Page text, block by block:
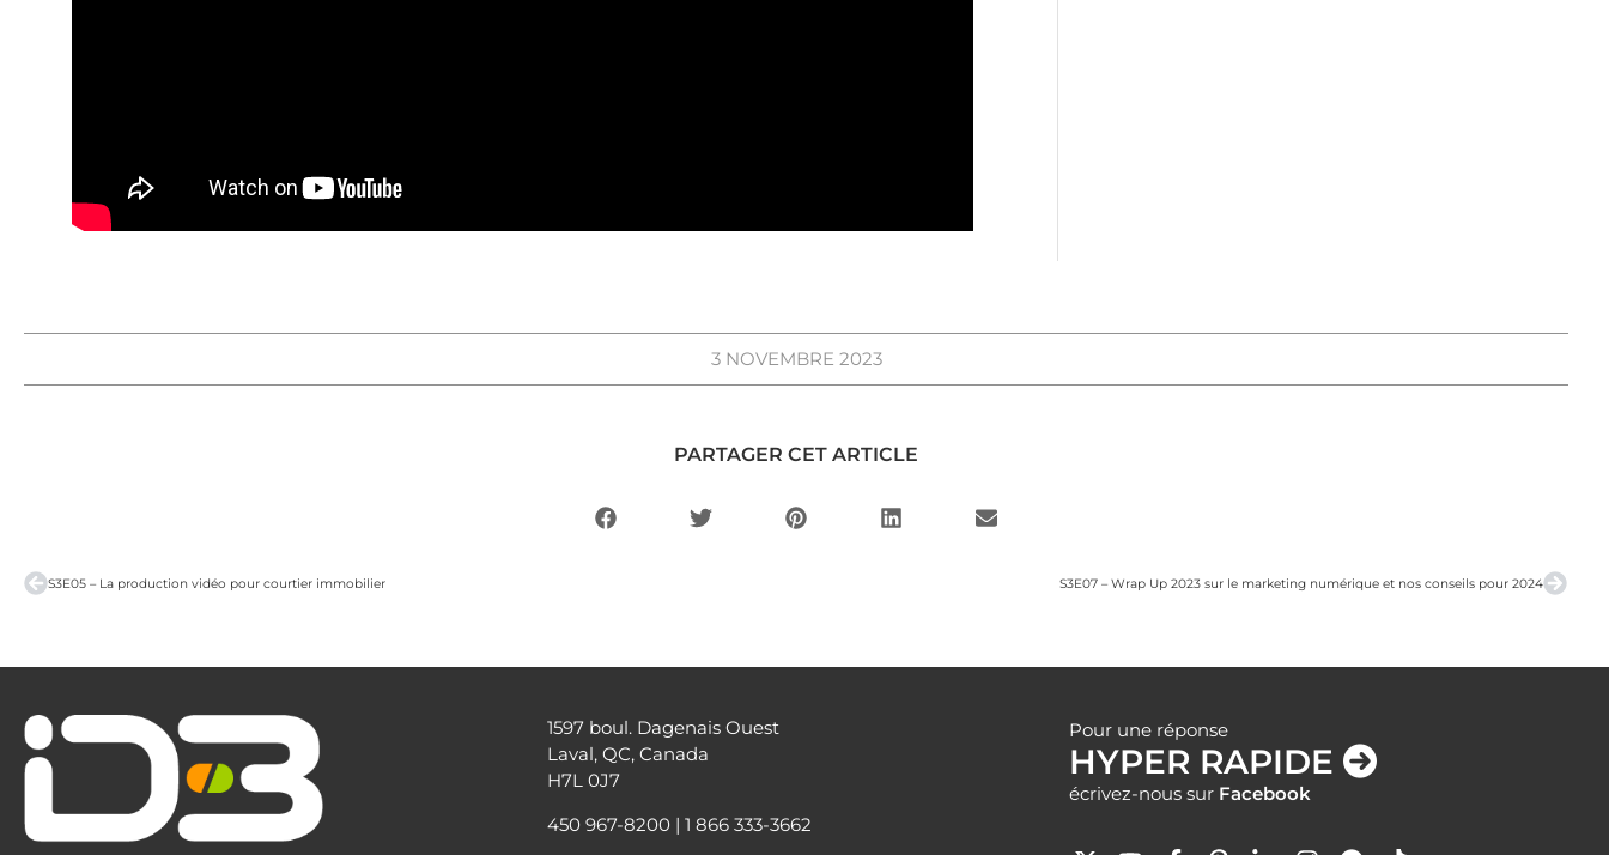
3 NOVEMBRE 2023
PARTAGER CET ARTICLE
S3E05 – La production vidéo pour courtier immobilier S3E07 – Wrap Up 2023 sur le marketing numérique et nos conseils pour 2024
1597 boul. Dagenais Ouest
Laval, QC, Canada
H7L 0J7
450 967-8200| 1 866 333-3662
Pour une réponse
HYPER RAPIDE
écrivez-nous sur Facebook